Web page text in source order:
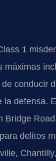
1
máximas
conducir
defensa. El
Bridge
delitos